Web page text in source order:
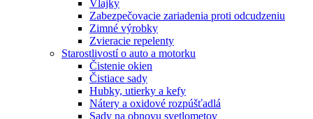
Vlajky
Zabezpečovacie zariadenia proti odcudzeniu
Zimné výrobky
Zvieracie repelenty
Starostlivostí o auto a motorku
Čistenie okien
Čistiace sady
Hubky, utierky a kefy
Nátery a oxidové rozpúšťadlá
Sady na obnovu svetlometov